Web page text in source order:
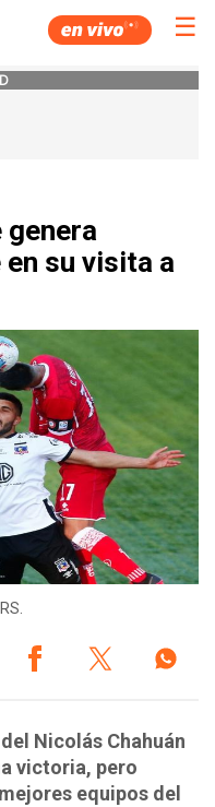
☰
genera
su visita a
Nicolás Chahuán
victoria, pero
equipos del